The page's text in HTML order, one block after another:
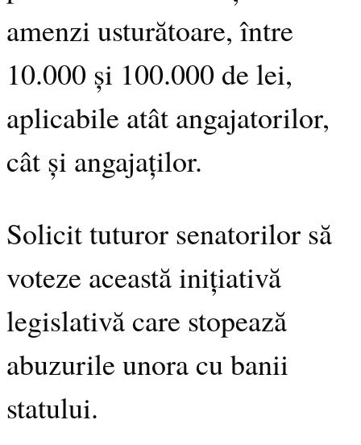
amenzi usturătoare, între
10.000 și 100.000 de lei,
aplicabile atât angajatorilor,
cât și angajaților.
Solicit tuturor senatorilor să
voteze această inițiativă
legislativă care stopează
abuzurile unora cu banii
statului.